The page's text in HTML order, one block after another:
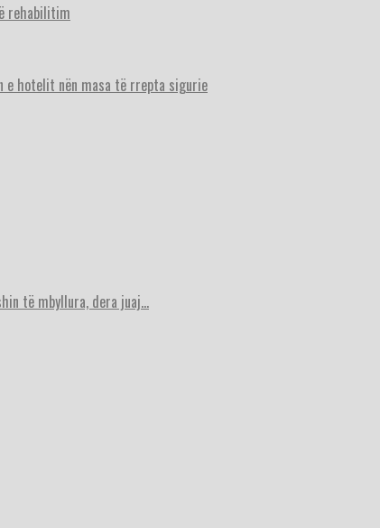
rehabilitim
e hotelit nën masa të rrepta sigurie
të mbyllura, dera juaj…